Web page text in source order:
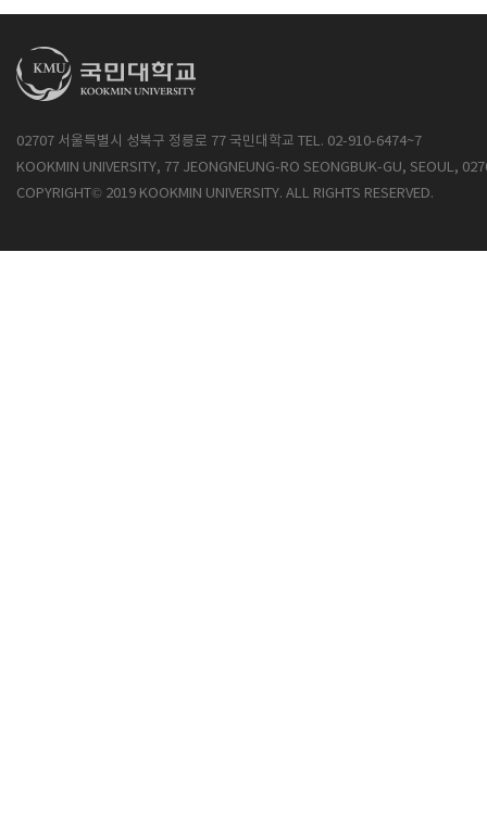
02707 서울특별시 성북구 정릉로 77 국민대학교 TEL. 02-910-6474~7
KOOKMIN UNIVERSITY, 77 JEONGNEUNG-RO SEONGBUK-GU, SEOUL,
COPYRIGHT© 2019 KOOKMIN UNIVERSITY. ALL RIGHTS RESERVED.